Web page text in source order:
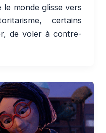
monde glisse vers
certains
de voler à contre-